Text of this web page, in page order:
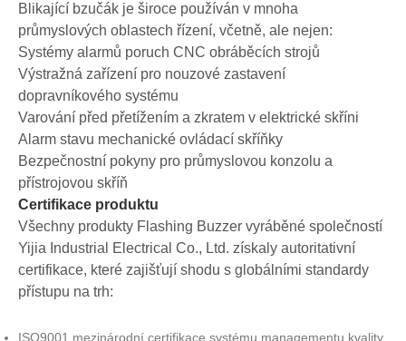
Blikající bzučák je široce používán v mnoha
průmyslových oblastech řízení, včetně, ale nejen:
Systémy alarmů poruch CNC obráběcích strojů
Výstražná zařízení pro nouzové zastavení
dopravníkového systému
Varování před přetížením a zkratem v elektrické skříni
Alarm stavu mechanické ovládací skříňky
Bezpečnostní pokyny pro průmyslovou konzolu a
přístrojovou skříň
Certifikace produktu
Všechny produkty Flashing Buzzer vyráběné společností
Yijia Industrial Electrical Co., Ltd. získaly autoritativní
certifikace, které zajišťují shodu s globálními standardy
přístupu na trh:
ISO9001 mezinárodní certifikace systému managementu kvality